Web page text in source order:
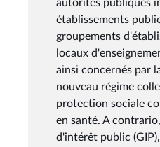
autorités publiques
établissements
groupements
locaux
ainsi concernés par
nouveau régime
protection sociale
en santé. A
d'intérêt public